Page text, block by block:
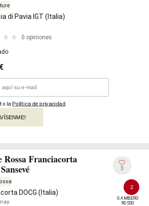
di Pavia IGT (Italia)
0 opiniones
€
la Política de privacidad
Rossa Franciacorta
DOCG (Italia)
3
2
GAMBERO
ROSSO